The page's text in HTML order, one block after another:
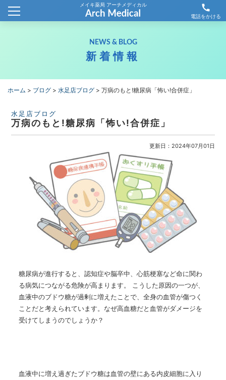
メイキ薬局 アーチメディカル call
電話をかける
ホーム
新着情報
薬局情報
採用情報
お問合せ
NEWS & BLOG
新着情報
ホーム > ブログ > 水足店ブログ > 万病のもと!糖尿病「怖い!合併症」
水足店ブログ
万病のもと!糖尿病「怖い!合併症」
更新日：2024年07月01日
糖尿病が進行すると、認知症や脳卒中、心筋梗塞など命に関わ
る病気につながる危険が高まります。
こうした原因の一つが、
血液中のブドウ糖が過剰に増えたことで、全身の血管が傷つく
ことだと考えられています。なぜ高血糖だと血管がダメージを
受けてしまうのでしょうか？
血液中に増え過ぎたブドウ糖は血管の壁にある内皮細胞に入り